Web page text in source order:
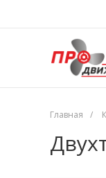
Главная /